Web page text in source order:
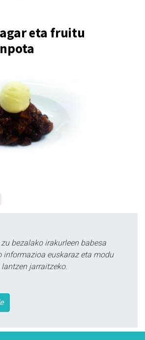
eta fruitu
bezalako irakurleen babesa
informazioa euskaraz eta modu
jarraitzeko.